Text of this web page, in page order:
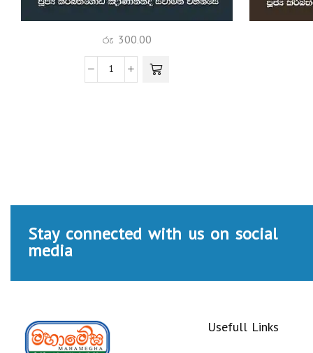
රු 300.00
Stay connected with us on social
media
Usefull Links